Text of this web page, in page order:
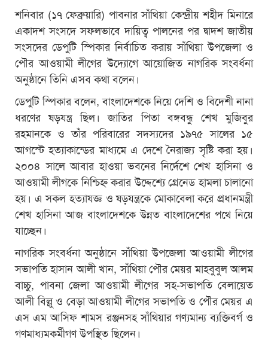
শনিবার (১৭ ফেব্রুয়ারি) পাবনার সাঁথিয়া কেন্দ্রীয় শহীদ মিনারে
একাদশ সংসদে সফলভাবে দায়িত্ব পালনের পর দ্বাদশ জাতীয়
সংসদের ডেপুটি স্পিকার নির্বাচিত করায় সাঁথিয়া উপজেলা ও
পৌর আওয়ামী লীগের উদ্যোগে আয়োজিত নাগরিক সংবর্ধনা
অনুষ্ঠানে তিনি এসব কথা বলেন।
ডেপুটি স্পিকার বলেন, বাংলাদেশকে নিয়ে দেশি ও বিদেশী নানা
ধরণের ষড়যন্ত্র ছিল। জাতির পিতা বঙ্গবন্ধু শেখ মুজিবুর
রহমানকে ও তাঁর পরিবারের সদস্যদের ১৯৭৫ সালের ১৫
আগস্টে হত্যাকান্ডের মাধ্যমে এ দেশে নৈরাজ্য সৃষ্টি করা হয়।
২০০৪ সালে আবার হাওয়া ভবনের নির্দেশে শেখ হাসিনা ও
আওয়ামী লীগকে নিশ্চিহ্ন করার উদ্দেশ্যে গ্রেনেড হামলা চালানো
হয়। এ সকল হত্যাযজ্ঞ ও ষড়যন্ত্রকে মোকাবেলা করে প্রধানমন্ত্রী
শেখ হাসিনা আজ বাংলাদেশকে উন্নত বাংলাদেশের পথে নিয়ে
যাচ্ছেন।
নাগরিক সংবর্ধনা অনুষ্ঠানে সাঁথিয়া উপজেলা আওয়ামী লীগের
সভাপতি হাসান আলী খান, সাঁথিয়া পৌর মেয়র মাহবুবুল আলম
বাচ্চু, পাবনা জেলা আওয়ামী লীগের সহ-সভাপতি বেলায়েত
আলী বিল্লু ও বেড়া আওয়ামী লীগের সভাপতি ও পৌর মেয়র এ
এস এম আসিফ শামস রঞ্জনসহ সাঁথিয়ার গণ্যমান্য ব্যক্তিবর্গ ও
গণমাধ্যমকর্মীগণ উপস্থিত ছিলেন।